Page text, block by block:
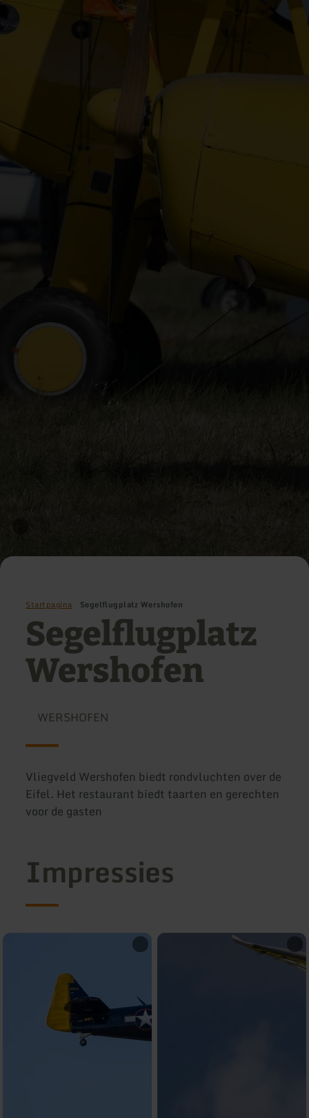
Startpagina Segelflugplatz Wershofen
Segelflugplatz
Wershofen
WERSHOFEN
Vliegveld Wershofen biedt rondvluchten over de
Eifel. Het restaurant biedt taarten en gerechten
voor de gasten
Impressies